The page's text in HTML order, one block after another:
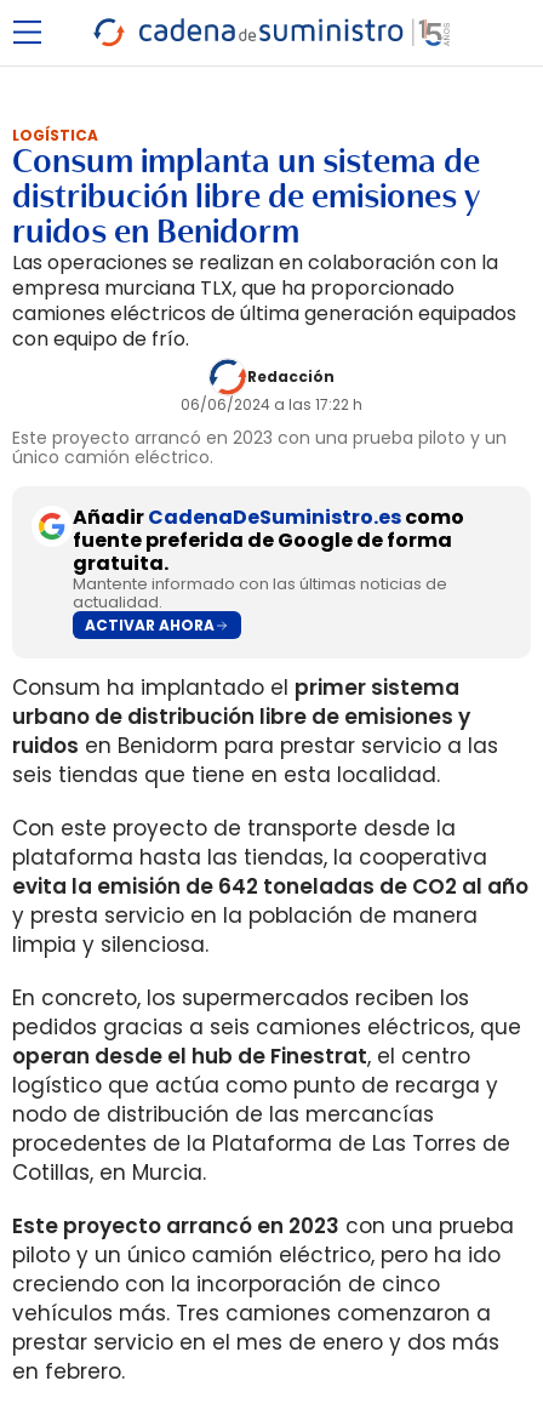
LOGÍSTICA
Consum implanta un sistema de
distribución libre de emisiones y
ruidos en Benidorm
Las operaciones se realizan en colaboración con la
empresa murciana TLX, que ha proporcionado
camiones eléctricos de última generación equipados
con equipo de frío.
Redacción
06/06/2024 a las 17:22 h
Este proyecto arrancó en 2023 con una prueba piloto y un
único camión eléctrico.
AñadirCadenaDeSuministro.escomo
fuente preferida de Google de forma
gratuita.
Mantente informado con las últimas noticias de
actualidad.
ACTIVAR AHORA
Consum ha implantado el primer sistema
urbano de distribución libre de emisiones y
ruidos en Benidorm para prestar servicio a las
seis tiendas que tiene en esta localidad.
Con este proyecto de transporte desde la
plataforma hasta las tiendas, la cooperativa
evita la emisión de 642 toneladas de CO2 al año
y presta servicio en la población de manera
limpia y silenciosa.
En concreto, los supermercados reciben los
pedidos gracias a seis camiones eléctricos, que
operan desde el hub de Finestrat, el centro
logístico que actúa como punto de recarga y
nodo de distribución de las mercancías
procedentes de la Plataforma de Las Torres de
Cotillas, en Murcia.
Este proyecto arrancó en 2023 con una prueba
piloto y un único camión eléctrico, pero ha ido
creciendo con la incorporación de cinco
vehículos más. Tres camiones comenzaron a
prestar servicio en el mes de enero y dos más
en febrero.